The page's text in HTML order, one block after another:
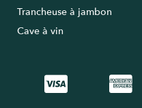
Trancheuse à jambon
Cave à vin